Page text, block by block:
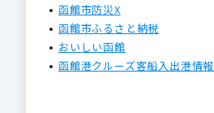
函館市防災X
函館市ふるさと納税
おいしい函館
函館港クルーズ客船入出港情報